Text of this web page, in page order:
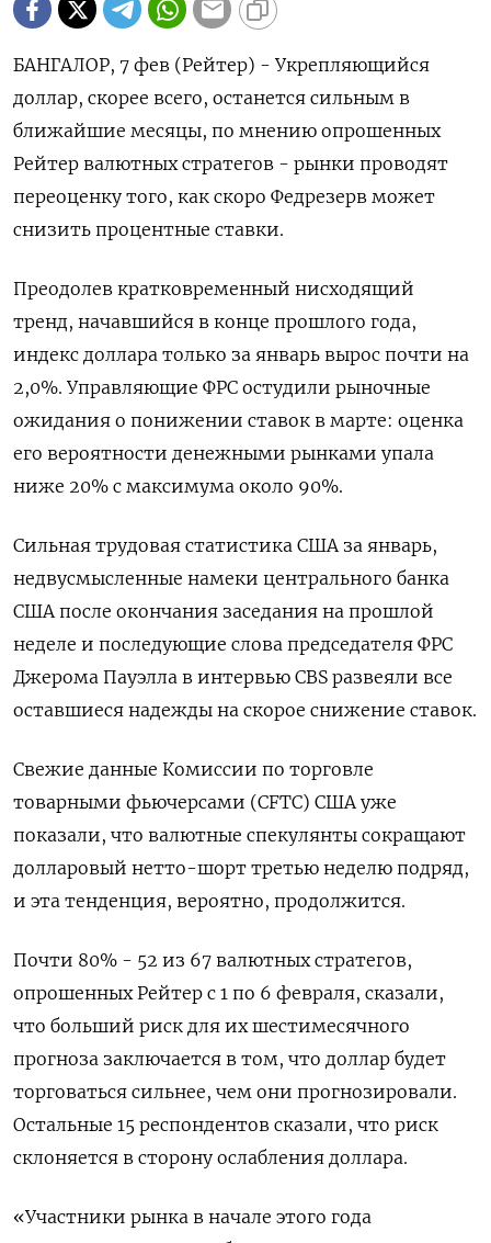
БАНГАЛОР, 7 фев (Рейтер) - Укрепляющийся
доллар, скорее всего, останется сильным в
ближайшие месяцы, по мнению опрошенных
Рейтер валютных стратегов - рынки проводят
переоценку того, как скоро Федрезерв может
снизить процентные ставки.
Преодолев кратковременный нисходящий
тренд, начавшийся в конце прошлого года,
индекс доллара только за январь вырос почти на
2,0%. Управляющие ФРС остудили рыночные
ожидания о понижении ставок в марте: оценка
его вероятности денежными рынками упала
ниже 20% с максимума около 90%.
Сильная трудовая статистика США за январь,
недвусмысленные намеки центрального банка
США после окончания заседания на прошлой
неделе и последующие слова председателя ФРС
Джерома Пауэлла в интервью CBS развеяли все
оставшиеся надежды на скорое снижение ставок.
Свежие данные Комиссии по торговле
товарными фьючерсами (CFTC) США уже
показали, что валютные спекулянты сокращают
долларовый нетто-шорт третью неделю подряд,
и эта тенденция, вероятно, продолжится.
Почти 80% - 52 из 67 валютных стратегов,
опрошенных Рейтер с 1 по 6 февраля, сказали,
что больший риск для их шестимесячного
прогноза заключается в том, что доллар будет
торговаться сильнее, чем они прогнозировали.
Остальные 15 респондентов сказали, что риск
склоняется в сторону ослабления доллара.
«Участники рынка в начале этого года